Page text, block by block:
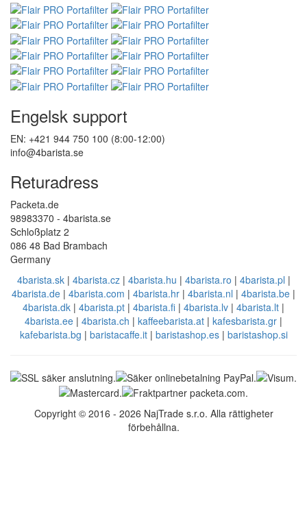
Engelsk support
EN: +421 944 750 100 (8:00-12:00)
info@4barista.se
Returadress
Packeta.de
98983370 - 4barista.se
Schloßplatz 2
086 48 Bad Brambach
Germany
4barista.sk| 4barista.cz| 4barista.hu | 4barista.ro | 4barista.pl |
4barista.de | 4barista.com | 4barista.hr | 4barista.nl | 4barista.be |
4barista.dk | 4barista.pt | 4barista.fi | 4barista.lv | 4barista.lt |
4barista.ee | 4barista.ch | kaffeebarista.at | kafesbarista.gr |
kafebarista.bg | baristacaffe.it| baristashop.es| baristashop.si
Copyright © 2016 - 2026 NajTrade s.r.o. Alla rättigheter
förbehållna.